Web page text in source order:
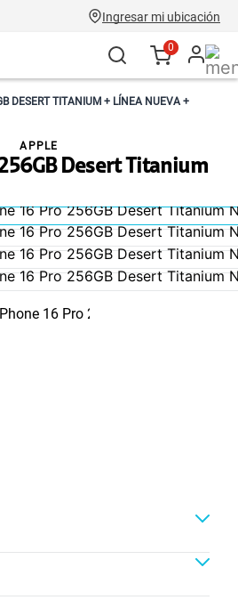
Ingresar mi ubicación
0
DESERT TITANIUM + LÍNEA NUEVA +
Desert Titanium
APPLE